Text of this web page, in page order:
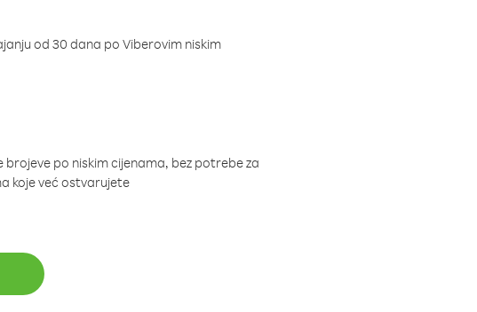
od 30 dana po Viberovim niskim
po niskim cijenama, bez potrebe za
koje već ostvarujete